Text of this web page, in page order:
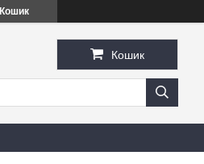
Кошик
Кошик